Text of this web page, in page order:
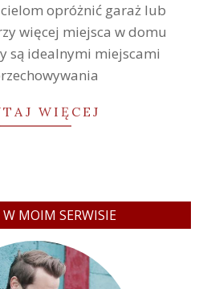
opróżnić garaż lub
więcej miejsca w domu
są idealnymi miejscami
WIĘCEJ
MOIM SERWISIE